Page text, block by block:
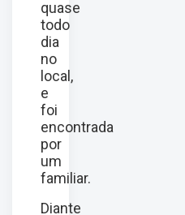
quase
todo
dia
no
local,
e
foi
encontrada
por
um
familiar.
Diante